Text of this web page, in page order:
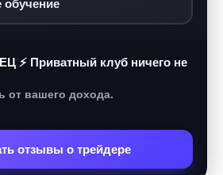
обучение
⚡ Приватный клуб ничего не
от вашего дохода.
отзывы о трейдере